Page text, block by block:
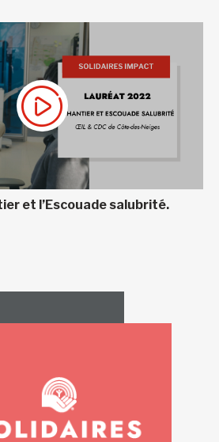
et l’Escouade salubrité.